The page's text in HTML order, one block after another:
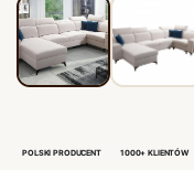
POLSKI PRODUCENT 1000+ KLIENTÓW